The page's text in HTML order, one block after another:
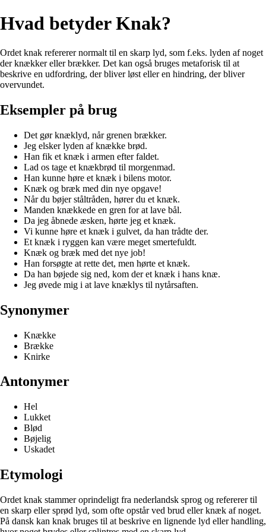
Hvad betyder Knak?
Ordet knak refererer normalt til en skarp lyd, som f.eks. lyden af noget
der knækker eller brækker. Det kan også bruges metaforisk til at
beskrive en udfordring, der bliver løst eller en hindring, der bliver
overvundet.
Eksempler på brug
Det gør knæklyd, når grenen brækker.
Jeg elsker lyden af knække brød.
Han fik et knæk i armen efter faldet.
Lad os tage et knækbrød til morgenmad.
Han kunne høre et knæk i bilens motor.
Knæk og bræk med din nye opgave!
Når du bøjer ståltråden, hører du et knæk.
Manden knækkede en gren for at lave bål.
Da jeg åbnede æsken, hørte jeg et knæk.
Vi kunne høre et knæk i gulvet, da han trådte der.
Et knæk i ryggen kan være meget smertefuldt.
Knæk og bræk med det nye job!
Han forsøgte at rette det, men hørte et knæk.
Da han bøjede sig ned, kom der et knæk i hans knæ.
Jeg øvede mig i at lave knæklys til nytårsaften.
Synonymer
Knække
Brække
Knirke
Antonymer
Hel
Lukket
Blød
Bøjelig
Uskadet
Etymologi
Ordet knak stammer oprindeligt fra nederlandsk sprog og refererer til
en skarp eller sprød lyd, som ofte opstår ved brud eller knæk af noget.
På dansk kan knak bruges til at beskrive en lignende lyd eller handling,